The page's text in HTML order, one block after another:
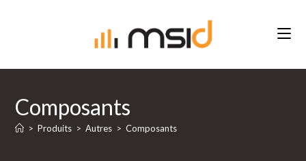
Composants
> Produits > Autres > Composants